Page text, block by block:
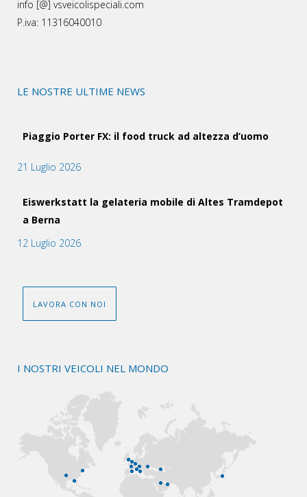
info [@] vsveicolispeciali.com
P.iva: 11316040010
LE NOSTRE ULTIME NEWS
Piaggio Porter FX: il food truck ad altezza d’uomo
21 Luglio 2026
Eiswerkstatt la gelateria mobile di Altes Tramdepot
a Berna
12 Luglio 2026
LAVORA CON NOI
I NOSTRI VEICOLI NEL MONDO